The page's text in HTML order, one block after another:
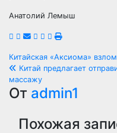
Анатолий Лемыш
Навигация
по
записям
Китайская «Аксиома»
Китай предлагает
массажу
От admin1
Похожая